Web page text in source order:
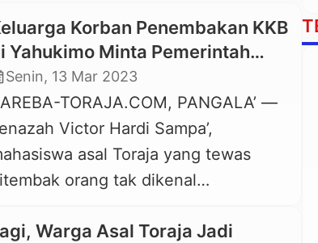
Korban Penembakan KKB
Yahukimo Minta Pemerintah
Tegas
Senin, 13 Mar 2023
TORAJA.COM, PANGALA’ —
Victor Hardi Sampa’,
asal Toraja yang tewas
orang tak dikenal
Papua Pegunungan, Rabu,
Warga Asal Toraja Jadi